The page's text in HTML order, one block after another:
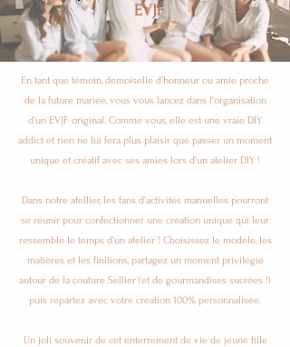
EVJF
En tant que témoin, demoiselle d'honneur ou amie proche
de la future mariée, vous vous lancez dans l'organisation
d'un EVJF original. Comme vous, elle est une vraie DIY
addict et rien ne lui fera plus plaisir que passer un moment
unique et créatif avec ses amies lors d'un atelier DIY !
Dans notre atellier, les fans d'activités manuelles pourront
se réunir pour confectionner une création unique qui leur
ressemble le temps d'un atelier ! Choisissez le modèle, les
matières et les finitions, partagez un moment privilégié
autour de la couture Sellier (et de gourmandises sucrées !)
puis repartez avec votre création 100% personnalisée.
Un joli souvenir de cet enterrement de vie de jeune fille